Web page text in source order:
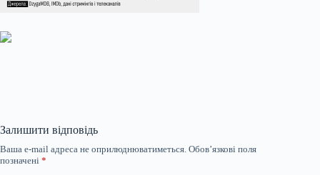
Залишити відповідь
Ваша e-mail адреса не оприлюднюватиметься. Обов’язкові поля
позначені *